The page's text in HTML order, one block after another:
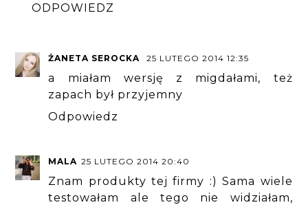
ODPOWIEDZ
ŻANETA SEROCKA 25 LUTEGO 2014 12:35
a miałam wersję z migdałami, też
zapach był przyjemny
Odpowiedz
MALA 25 LUTEGO 2014 20:40
Znam produkty tej firmy :) Sama wiele
testowałam ale tego nie widziałam,